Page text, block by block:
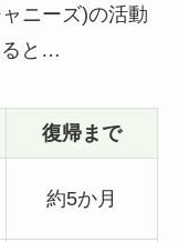
ニーズ)の活動
ると…
復帰まで
約5か月